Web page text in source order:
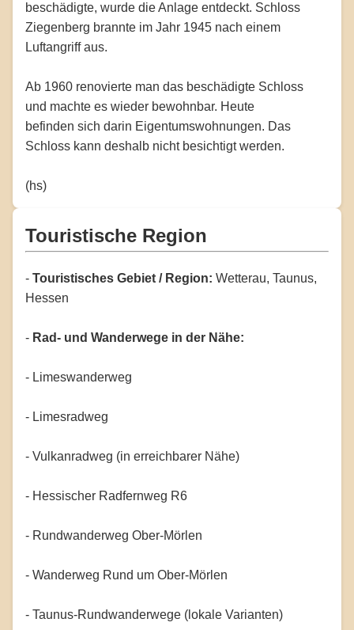
beschädigte, wurde die Anlage entdeckt. Schloss
Ziegenberg brannte im Jahr 1945 nach einem
Luftangriff aus.
Ab 1960 renovierte man das beschädigte Schloss
und machte es wieder bewohnbar. Heute
befinden sich darin Eigentumswohnungen. Das
Schloss kann deshalb nicht besichtigt werden.
(hs)
Touristische Region
- Touristisches Gebiet / Region: Wetterau, Taunus,
Hessen
- Rad- und Wanderwege in der Nähe:
- Limeswanderweg
- Limesradweg
- Vulkanradweg (in erreichbarer Nähe)
- Hessischer Radfernweg R6
- Rundwanderweg Ober-Mörlen
- Wanderweg Rund um Ober-Mörlen
- Taunus-Rundwanderwege (lokale Varianten)